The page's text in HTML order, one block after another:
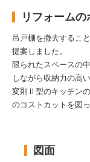
リフォームの
吊戸棚を撤去するこ
提案しました。
限られたスペースの
しながら収納力の高
変則Ⅱ型のキッチン
のコストカットを図っ
図面